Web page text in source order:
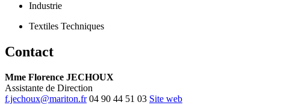
Industrie
Textiles Techniques
Contact
Mme Florence JECHOUX
Assistante de Direction
f.jechoux@mariton.fr 04 90 44 51 03 Site web